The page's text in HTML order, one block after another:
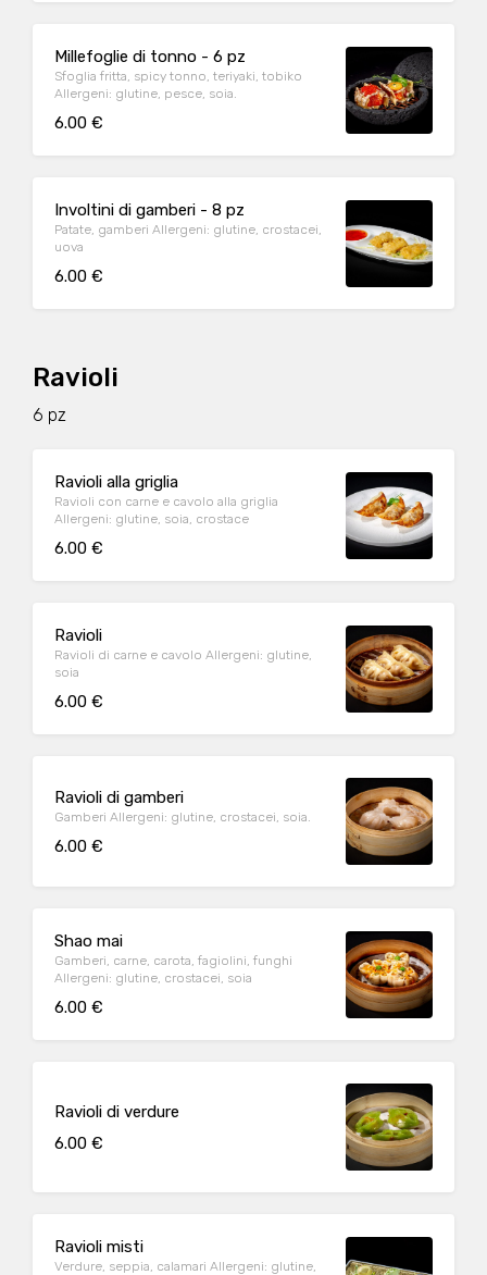
Millefoglie di tonno - 6 pz
Sfoglia fritta, spicy tonno, teriyaki, tobiko
Allergeni: glutine, pesce, soia.
6.00 €
Involtini di gamberi - 8 pz
Patate, gamberi Allergeni: glutine, crostacei,
uova
6.00 €
Ravioli
6 pz
Ravioli alla griglia
Ravioli con carne e cavolo alla griglia
Allergeni: glutine, soia, crostace
6.00 €
Ravioli
Ravioli di carne e cavolo Allergeni: glutine,
soia
6.00 €
Ravioli di gamberi
Gamberi Allergeni: glutine, crostacei, soia.
6.00 €
Shao mai
Gamberi, carne, carota, fagiolini, funghi
Allergeni: glutine, crostacei, soia
6.00 €
Ravioli di verdure
6.00 €
Ravioli misti
Verdure, seppia, calamari Allergeni: glutine,